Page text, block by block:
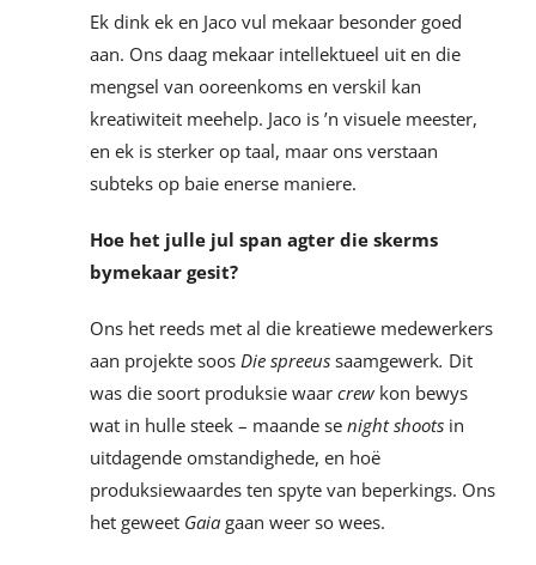
Ek dink ek en Jaco vul mekaar besonder goed
aan. Ons daag mekaar intellektueel uit en die
mengsel van ooreenkoms en verskil kan
kreatiwiteit meehelp. Jaco is ’n visuele meester,
en ek is sterker op taal, maar ons verstaan
subteks op baie enerse maniere.
Hoe het julle jul span agter die skerms
bymekaar gesit?
Ons het reeds met al die kreatiewe medewerkers
aan projekte soos Die spreeus saamgewerk. Dit
was die soort produksie waar crewkon bewys
wat in hulle steek – maande se night shootsin
uitdagende omstandighede, en hoë
produksiewaardes ten spyte van beperkings. Ons
het geweet Gaia gaan weer so wees.